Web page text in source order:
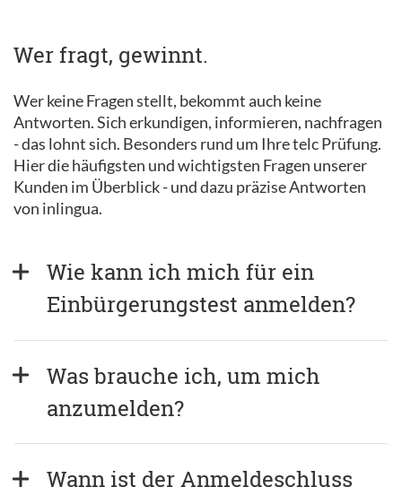
Wer fragt, gewinnt.
Wer keine Fragen stellt, bekommt auch keine
Antworten. Sich erkundigen, informieren, nachfragen
- das lohnt sich. Besonders rund um Ihre telc Prüfung.
Hier die häufigsten und wichtigsten Fragen unserer
Kunden im Überblick - und dazu präzise Antworten
von inlingua.
Wie kann ich mich für ein
Einbürgerungstest anmelden?
Was brauche ich, um mich
anzumelden?
Wann ist der Anmeldeschluss